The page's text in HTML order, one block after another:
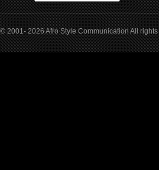
© 2001- 2026 Afro Style Communication All